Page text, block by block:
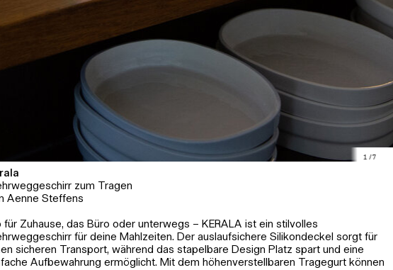
1 /7
zum Tragen
Aenne Steffens
für Zuhause, das Büro oder unterwegs – KERALA ist ein stilvolles
für deine Mahlzeiten. Der auslaufsichere Silikondeckel sorgt für
sicheren Transport, während das stapelbare Design Platz spart und eine
Aufbewahrung ermöglicht. Mit dem höhenverstellbaren Tragegurt können